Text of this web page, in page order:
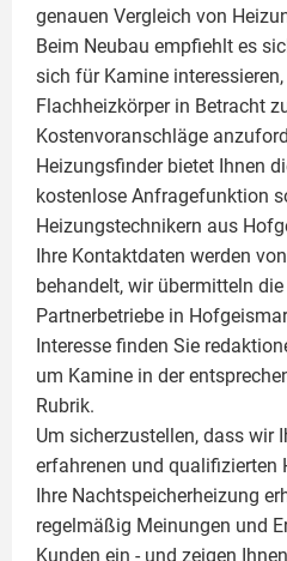
genauen Vergleich von
Beim Neubau empfiehlt es
sich für Kamine
Flachheizkörperin Betracht
Kostenvoranschläge
Heizungsfinder bietet Ihnen
kostenlose Anfragefunktion
Heizungstechnikern aus
Ihre Kontaktdaten werden
behandelt, wir übermitteln
Partnerbetriebe in
Interesse finden Sie
um Kamine in der
Rubrik.
Um sicherzustellen, dass wir
erfahrenen und qualifizierten
Ihre Nachtspeicherheizung
regelmäßig Meinungen und
Kunden ein - und zeigen